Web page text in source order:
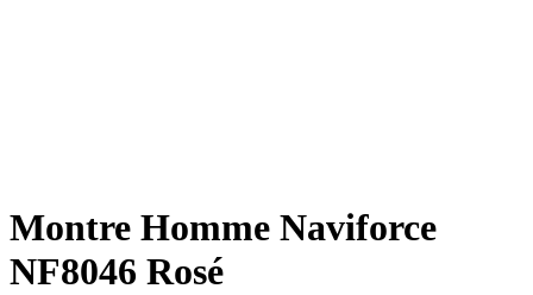
Montre Homme Naviforce
NF8046 Rosé